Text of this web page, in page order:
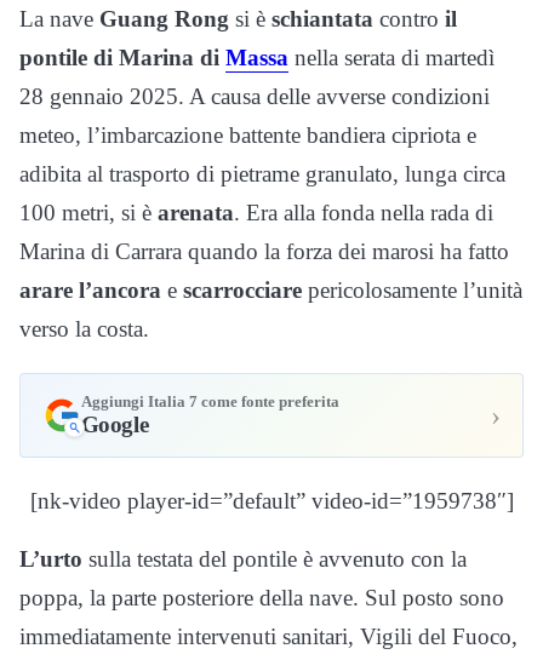
La nave Guang Rong si è schiantata contro il
pontile di Marina di Massa nella serata di martedì
28 gennaio 2025. A causa delle avverse condizioni
meteo, l’imbarcazione battente bandiera cipriota e
adibita al trasporto di pietrame granulato, lunga circa
100 metri, si è arenata. Era alla fonda nella rada di
Marina di Carrara quando la forza dei marosi ha fatto
arare l’ancora e scarrocciare pericolosamente l’unità
verso la costa.
Aggiungi Italia 7 come fonte preferita
Google ›
[nk-video player-id=”default” video-id=”1959738″]
L’urto sulla testata del pontile è avvenuto con la
poppa, la parte posteriore della nave. Sul posto sono
immediatamente intervenuti sanitari, Vigili del Fuoco,